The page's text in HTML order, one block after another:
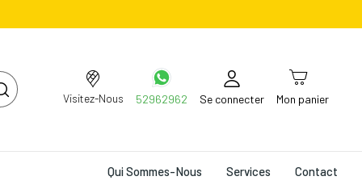
Visitez-Nous 52962962 Se connecter Mon panier
Qui Sommes-Nous Services Contact